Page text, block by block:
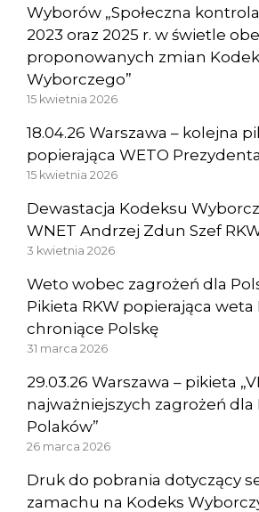
Wyborów „Społeczna
2023 oraz 2025 r. w świetle
proponowanych zmian
Wyborczego”
15 kwietnia 2026
18.04.26 Warszawa – kolejna
popierająca WETO
15 kwietnia 2026
Dewastacja Kodeksu
WNET Andrzej Zdun Szef
3 kwietnia 2026
Weto wobec zagrożeń dla
Pikieta RKW popierająca
chroniące Polskę
31 marca 2026
29.03.26 Warszawa – pikieta
najważniejszych zagrożeń dla
Polaków”
26 marca 2026
Druk do pobrania dotyczący
zamachu na Kodeks